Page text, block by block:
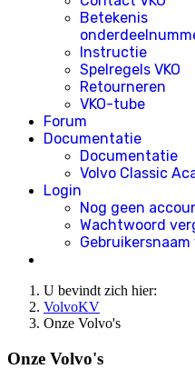
Betekenis
Instructie
Spelregels VKO
Retourneren
VKO-tube
Forum
Documentatie
Documentatie
Volvo Classic
Login
Nog geen
Wachtwoord
U bevindt zich hier:
VolvoKV
Onze Volvo's
Onze Volvo's